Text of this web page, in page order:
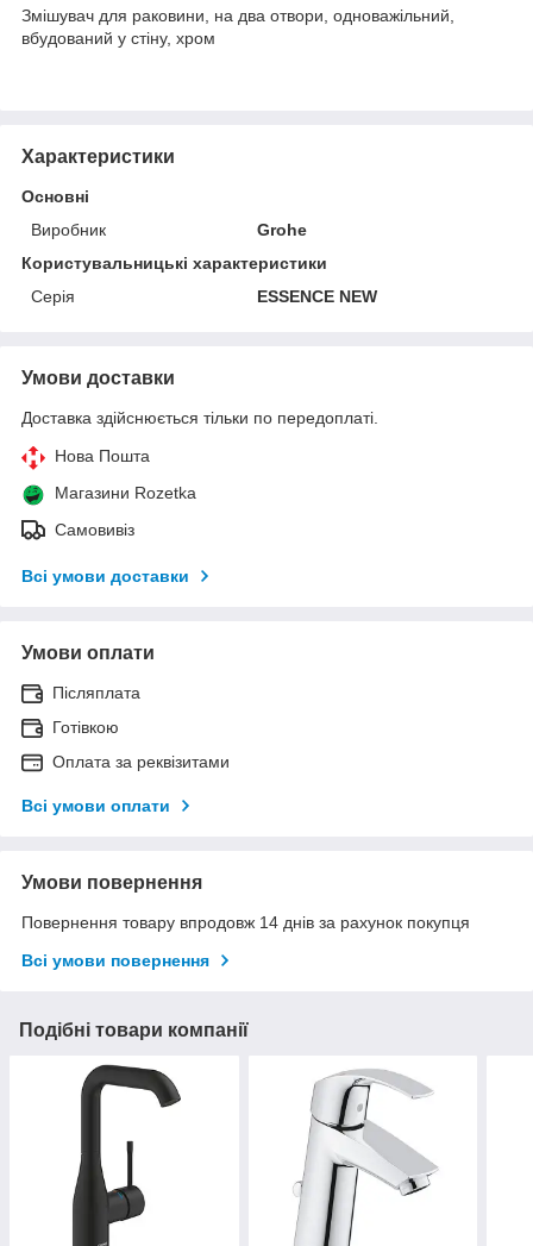
Змішувач для раковини, на два отвори, одноважільний,
вбудований у стіну, хром
Характеристики
Основні
Виробник
Grohe
Користувальницькі характеристики
Серія
ESSENCE NEW
Умови доставки
Доставка здійснюється тільки по передоплаті.
Нова Пошта
Магазини Rozetka
Самовивіз
Всі умови доставки
Умови оплати
Післяплата
Готівкою
Оплата за реквізитами
Всі умови оплати
Умови повернення
Повернення товару впродовж 14 днів за рахунок покупця
Всі умови повернення
Подібні товари компанії